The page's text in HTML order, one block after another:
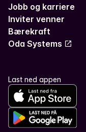
Jobb og karriere
Inviter venner
Bærekraft
Oda Systems
Last ned appen